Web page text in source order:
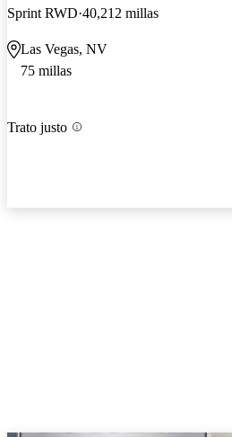
Sprint RWD 40,212 millas
Las Vegas, NV
75 millas
Trato justo